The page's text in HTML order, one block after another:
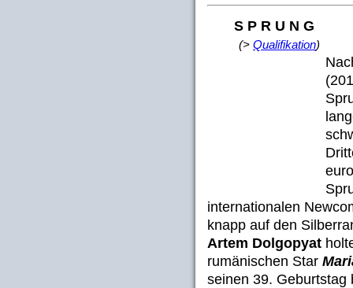
S P R U N G
(> Qualifikation)
internationalen
knapp auf den
Artem Dolgopyat
rumänischen Star
seinen 39. Geburtstag